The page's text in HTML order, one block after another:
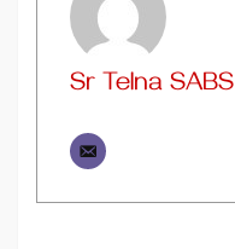
Sr Telna SABS